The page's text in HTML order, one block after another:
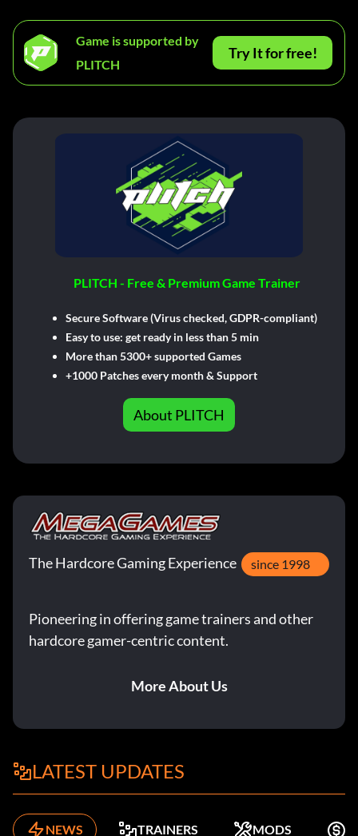
Game is supported by
PLITCH
Try It for free!
PLITCH - Free & Premium Game Trainer
Secure Software (Virus checked, GDPR-compliant)
Easy to use: get ready in less than 5 min
More than 5300+ supported Games
+1000 Patches every month & Support
About PLITCH
The Hardcore Gaming Experience since 1998
Pioneering in offering game trainers and other
hardcore gamer-centric content.
More About Us
LATEST UPDATES
NEWS TRAINERS MODS